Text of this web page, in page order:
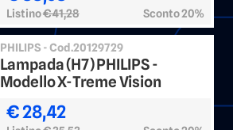
Listino€ 41,28 Sconto 20%
PHILIPS - Cod.20129729
Lampada (H7) PHILIPS -
Modello X-Treme Vision
€ 28,42